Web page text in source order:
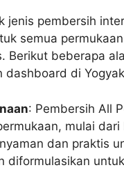
jenis pembersih
semua
Berikut beberapa
dashboard di
: Pembersih All
mulai
dan praktis
diformulasikan